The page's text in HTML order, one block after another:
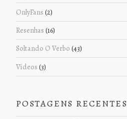
OnlyFans (2)
Resenhas (16)
Soltando O Verbo (43)
Vídeos (3)
POSTAGENS RECENTES